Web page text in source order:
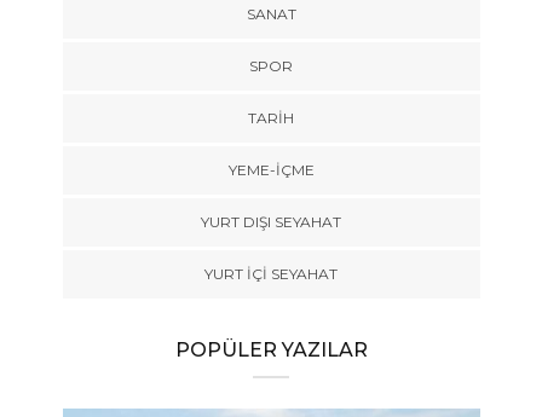
SANAT
SPOR
TARİH
YEME-İÇME
YURT DIŞI SEYAHAT
YURT İÇİ SEYAHAT
POPÜLER YAZILAR